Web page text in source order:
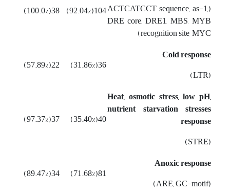
(ACTCATCCT sequence, as-1,
DRE core, DRE1, MBS, MYB
recognition site, MYC)
104(92.04%)
38(100.0%)
Cold response
(LTR)
36(31.86%)
22(57.89%)
Heat, osmotic stress, low pH,
nutrient starvation stresses
response
(STRE)
40(35.40%)
37(97.37%)
Anoxic response
(ARE, GC-motif)
81(71.68%)
34(89.47%)